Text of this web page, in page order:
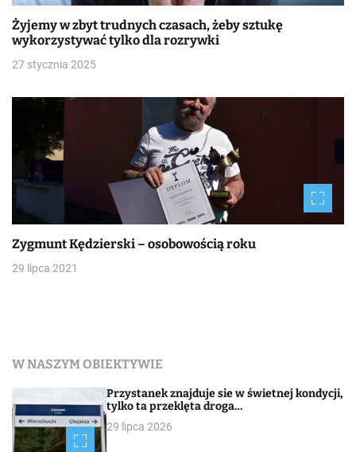
Żyjemy w zbyt trudnych czasach, żeby sztukę
wykorzystywać tylko dla rozrywki
27 stycznia 2025
Zygmunt Kędzierski – osobowością roku
29 lipca 2021
W NASZYM OBIEKTYWIE
Przystanek znajduje sie w świetnej kondycji,
tylko ta przeklęta droga…
29 lipca 2026